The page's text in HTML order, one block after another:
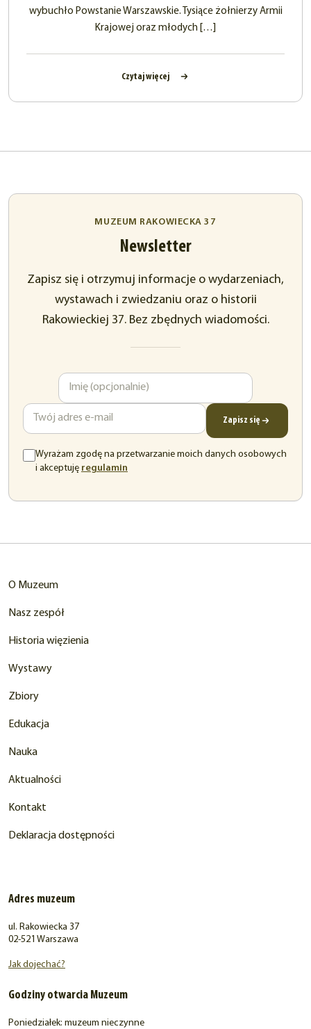
wybuchło Powstanie Warszawskie. Tysiące żołnierzy Armii
Krajowej oraz młodych […]
Czytaj więcej
MUZEUM RAKOWIECKA 37
Newsletter
Zapisz się i otrzymuj informacje o wydarzeniach,
wystawach i zwiedzaniu oraz o historii
Rakowieckiej 37. Bez zbędnych wiadomości.
Zapisz się
Wyrażam zgodę na przetwarzanie moich danych osobowych
i akceptuję regulamin
O Muzeum
Nasz zespół
Historia więzienia
Wystawy
Zbiory
Edukacja
Nauka
Aktualności
Kontakt
Deklaracja dostępności
Adres muzeum
ul. Rakowiecka 37
02-521 Warszawa
Jak dojechać?
Godziny otwarcia Muzeum
Poniedziałek: muzeum nieczynne